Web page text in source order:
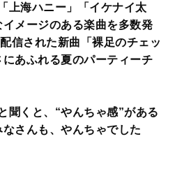
上海ハニー」「イケナイ太
メージのある楽曲を多数発
信された新曲「裸足のチェッ
あふれる夏のパーティーチ
くと、“やんちゃ感”がある
さんも、やんちゃでした